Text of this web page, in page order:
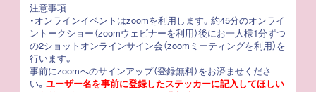
注意事項
・オンラインイベントはzoomを利用します。約45分のオンライ
ントークショー（zoomウェビナーを利用）後にお一人様1分ずつ
の2ショットオンラインサイン会（zoomミーティングを利用）を
行います。
事前にzoomへのサインアップ（登録無料）をお済ませくださ
い。 ユーザー名を事前に登録したステッカーに記入してほしい